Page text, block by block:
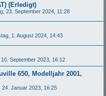
(Erledigt)
23. September 2024, 11:28
1. August 2024, 14:43
September 2023, 16:12
650, Modelljahr 2001,
24. Januar 2023, 16:25